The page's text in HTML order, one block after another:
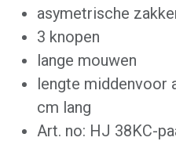
asymetrische
3 knopen
lange mouwen
lengte middenvoor
cm lang
Art. no: HJ 38KC-